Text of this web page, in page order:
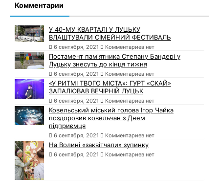
Комментарии
У 40-МУ КВАРТАЛІ У ЛУЦЬКУ
ВЛАШТУВАЛИ СІМЕЙНИЙ ФЕСТИВАЛЬ
6 сентября, 2021 Комментариев нет
Постамент пам'ятника Степану Бандері у
Луцьку знесуть до кінця тижня
6 сентября, 2021 Комментариев нет
«У РИТМІ ТВОГО МІСТА»: ГУРТ «СКАЙ»
ЗАПАЛЮВАВ ВЕЧІРНІЙ ЛУЦЬК
6 сентября, 2021 Комментариев нет
Ковельський міський голова Ігор Чайка
поздоровив ковельчан з Днем
підприємця
6 сентября, 2021 Комментариев нет
На Волині «заквітчали» зупинку
6 сентября, 2021 Комментариев нет